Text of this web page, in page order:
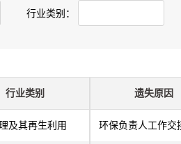
行业类别：
行业类别 遗失原因
及其再生利用